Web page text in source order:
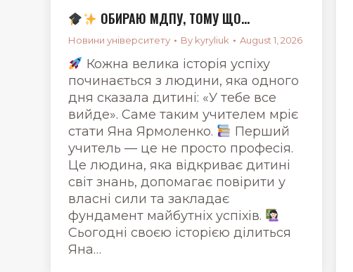
ОБИРАЮ МДПУ, ТОМУ ЩО…
Новини університету By kyryliuk August 1, 2026
Кожна велика історія успіху
починається з людини, яка одного
дня сказала дитині: «У тебе все
вийде». Саме таким учителем мріє
стати Яна Ярмоленко.
Перший
учитель — це не просто професія.
Це людина, яка відкриває дитині
світ знань, допомагає повірити у
власні сили та закладає
фундамент майбутніх успіхів.
Сьогодні своєю історією ділиться
Яна…